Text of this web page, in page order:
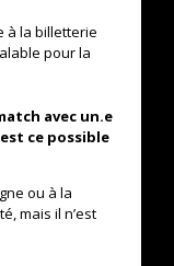
à la billetterie
pour la
avec un.e
ce possible
ou à la
mais il n’est